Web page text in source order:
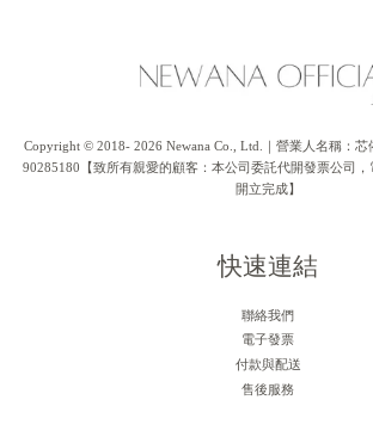
Copyright © 2018- 2026 Newana Co., Ltd.｜營業人名稱：芯
90285180【致所有親愛的顧客：本公司委託代開發票公司
開立完成】
快速連結
聯絡我們
電子發票
付款與配送
售後服務